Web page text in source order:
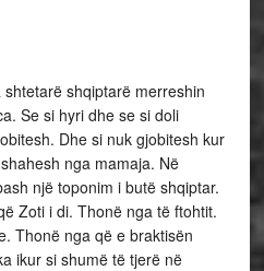
shqiptarë merreshin
Se si hyri dhe se si doli
Dhe si nuk gjobitesh kur
nga mamaja. Në
një toponim i butë shqiptar.
Zoti i di. Thonë nga të ftohtit.
Thonë nga që e braktisën
ikur si shumë të tjerë në